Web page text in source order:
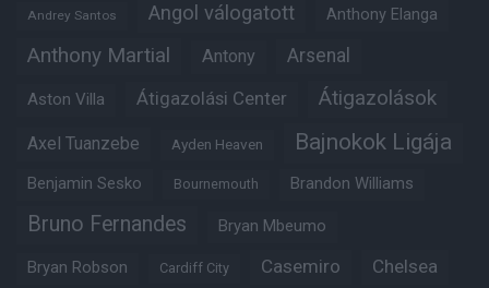
Andrey Santos Angol válogatott Anthony Elanga
Anthony Martial Antony Arsenal
Aston Villa Átigazolási Center Átigazolások
Axel Tuanzebe Ayden Heaven Bajnokok Ligája
Benjamin Sesko Bournemouth Brandon Williams
Bruno Fernandes Bryan Mbeumo
Bryan Robson Cardiff City Casemiro Chelsea